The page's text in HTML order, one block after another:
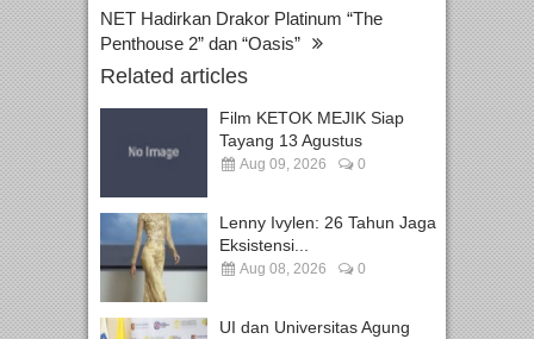
NET Hadirkan Drakor Platinum “The
Penthouse 2” dan “Oasis”
Related articles
Film KETOK MEJIK Siap
Tayang 13 Agustus
Aug 09, 2026 0
Lenny Ivylen: 26 Tahun Jaga
Eksistensi...
Aug 08, 2026 0
UI dan Universitas Agung